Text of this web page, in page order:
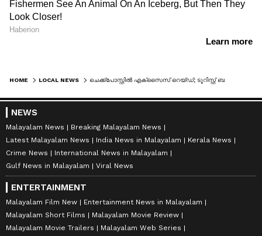
HOME LOCAL NEWS
NEWS
Malayalam News
Breaking Malayalam News
Latest Malayalam News
India News in Malayalam
Kerala News
Crime News
International News in Malayalam
Gulf News in Malayalam
Viral News
ENTERTAINMENT
Malayalam Film New
Entertainment News in Malayalam
Malayalam Short Films
Malayalam Movie Review
Malayalam Movie Trailers
Malayalam Web Series